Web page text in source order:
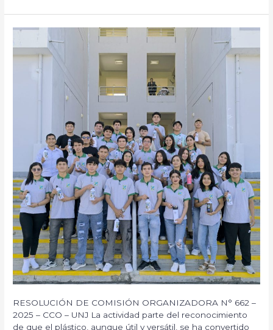
de
Información
del
Instituto
Superior Tecnológico
1821”de
Jaén.
«Recuperación
espacio
Público
Jaén
–
2025».
RESOLUCIÓN DE COMISIÓN ORGANIZADORA N° 662 –
2025 – CCO – UNJ La actividad parte del reconocimiento
de que el plástico, aunque útil y versátil, se ha convertido